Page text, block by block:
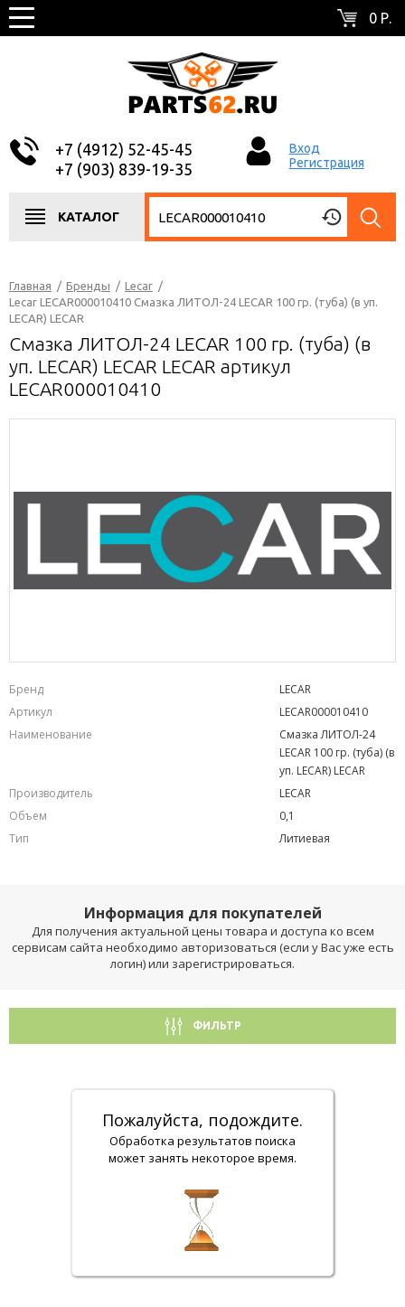
0 Р.
+7 (4912) 52-45-45
+7 (903) 839-19-35
Вход
Регистрация
КАТАЛОГ
Главная / Бренды / Lecar /
Lecar LECAR000010410 Смазка ЛИТОЛ-24 LECAR 100 гр. (туба) (в уп.
LECAR) LECAR
Смазка ЛИТОЛ-24 LECAR 100 гр. (туба) (в
уп. LECAR) LECAR LECAR артикул
LECAR000010410
Бренд
LECAR
Артикул
LECAR000010410
Наименование
Смазка ЛИТОЛ-24
LECAR 100 гр. (туба) (в
уп. LECAR) LECAR
Производитель
LECAR
Объем
0,1
Тип
Литиевая
Информация для покупателей
Для получения актуальной цены товара и доступа ко всем
сервисам сайта необходимо авторизоваться (если у Вас уже есть
логин) или зарегистрироваться.
ФИЛЬТР
Пожалуйста, подождите.
Обработка результатов поиска
может занять некоторое время.